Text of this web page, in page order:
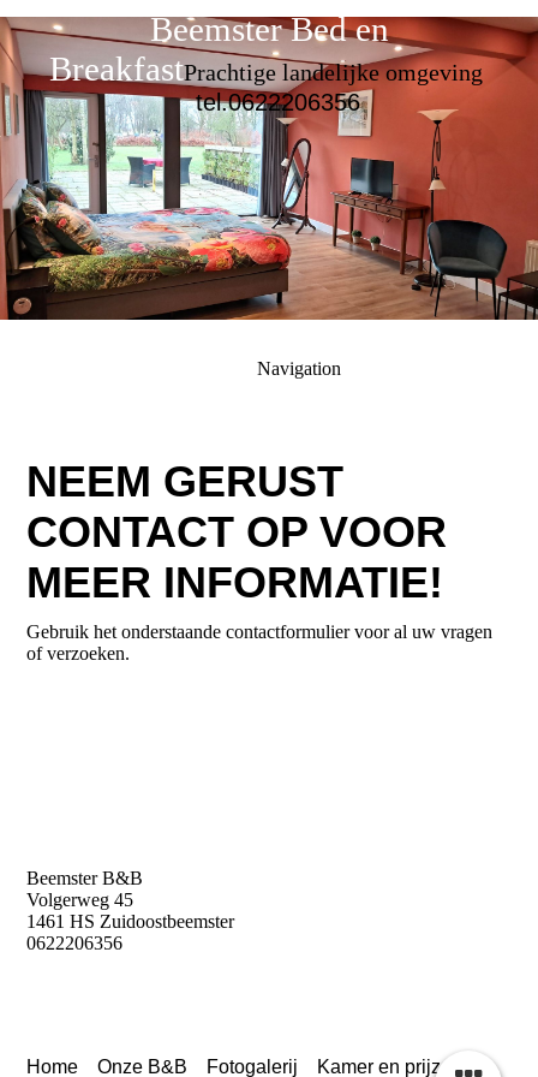
Beemster Bed en
BreakfastPrachtige landelijke omgeving
tel.0622206356
Navigation
NEEM GERUST
CONTACT OP VOOR
MEER INFORMATIE!
Gebruik het onderstaande contactformulier voor al uw vragen
of verzoeken.
Beemster B&B
Volgerweg 45
1461 HS Zuidoostbeemster
0622206356
Home Onze B&B Fotogalerij Kamer en prijzen